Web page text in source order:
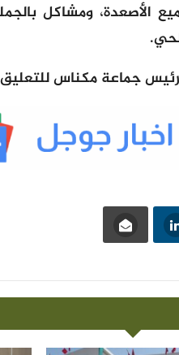
الأصعدة، ومشاكل
رئيس جماعة مكناس